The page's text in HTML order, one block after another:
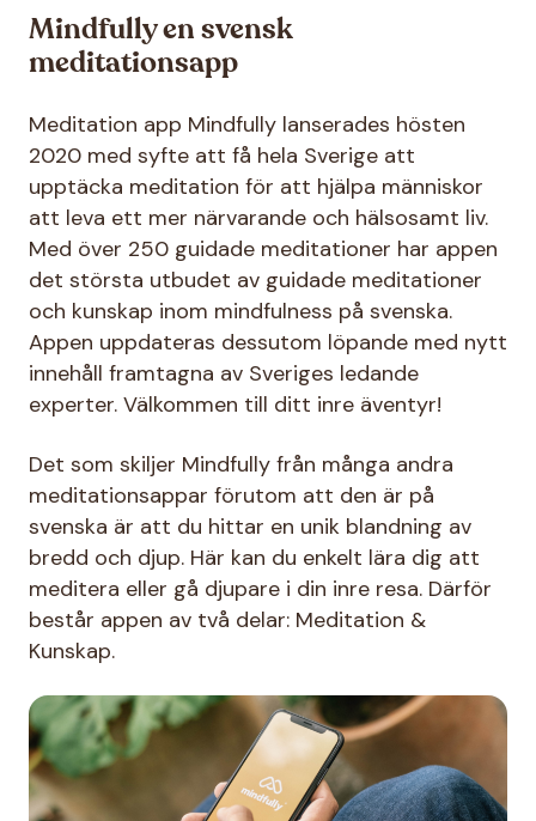
Mindfully en svensk
meditationsapp
Meditation app Mindfully lanserades hösten
2020 med syfte att få hela Sverige att
upptäcka meditation för att hjälpa människor
att leva ett mer närvarande och hälsosamt liv.
Med över 250 guidade meditationer har appen
det största utbudet av guidade meditationer
och kunskap inom mindfulness på svenska.
Appen uppdateras dessutom löpande med nytt
innehåll framtagna av Sveriges ledande
experter. Välkommen till ditt inre äventyr!
Det som skiljer Mindfully från många andra
meditationsappar förutom att den är på
svenska är att du hittar en unik blandning av
bredd och djup. Här kan du enkelt lära dig att
meditera eller gå djupare i din inre resa. Därför
består appen av två delar: Meditation &
Kunskap.